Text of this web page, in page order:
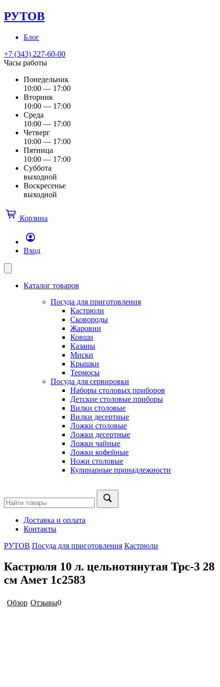
РУТОВ
Блог
+7 (343) 227-60-00
Часы работы
Понедельник
10:00 — 17:00
Вторник
10:00 — 17:00
Среда
10:00 — 17:00
Четверг
10:00 — 17:00
Пятница
10:00 — 17:00
Суббота
выходной
Воскресенье
выходной
Корзина
Вход
Каталог товаров
Посуда для приготовления
Кастрюли
Сковороды
Жаровни
Ковши
Казаны
Миски
Крышки
Термосы
Посуда для сервировки
Наборы столовых приборов
Детские столовые приборы
Вилки столовые
Вилки десертные
Ложки столовые
Ложки десертные
Ложки чайные
Ложки кофейные
Ножи столовые
Кулинарные принадлежности
Доставка и оплата
Контакты
РУТОВ Посуда для приготовления Кастрюли
Кастрюля 10 л. цельнотянутая Трс-3 28
см Амет 1с2583
Обзор Отзывы0